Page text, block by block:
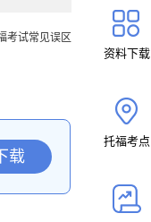
考试常见误区
载
资料下载
托福考点